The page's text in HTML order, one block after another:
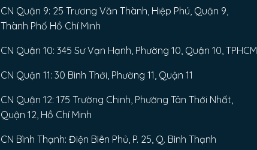
CN Quận 9: 25 Trương Văn Thành, Hiệp Phú, Quận 9,
Thành Phố Hồ Chí Minh
CN Quận 10: 345 Sư Vạn Hạnh, Phường 10, Quận 10, TPHCM
CN Quận 11: 30 Bình Thới, Phường 11, Quận 11
CN Quận 12: 175 Trường Chinh, Phường Tân Thới Nhất,
Quận 12, Hồ Chí Minh
CN Bình Thạnh: Điện Biên Phủ, P. 25, Q. Bình Thạnh